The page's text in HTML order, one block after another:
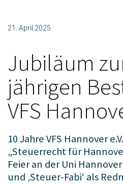
21. April 2025
Jubiläum
jährigen
VFS
10 Jahre VFS Hannover
„Steuerrecht für
Feier an der Uni
und ‚Steuer-Fabi‘ als